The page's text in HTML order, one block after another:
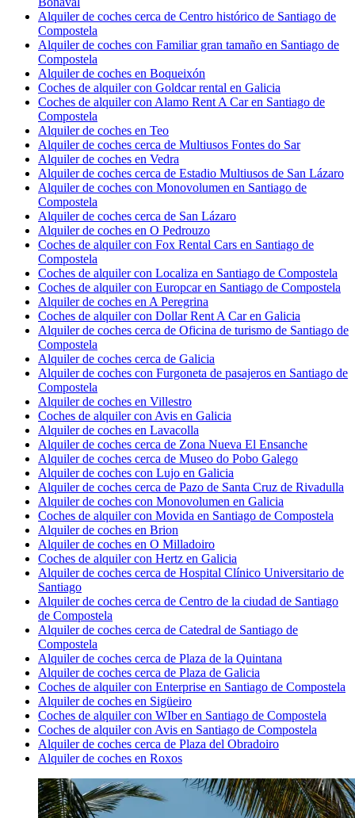
Alquiler de coches cerca de Centro histórico de Santiago de
Compostela
Alquiler de coches con Familiar gran tamaño en Santiago de
Compostela
Alquiler de coches en Boqueixón
Coches de alquiler con Goldcar rental en Galicia
Coches de alquiler con Alamo Rent A Car en Santiago de
Compostela
Alquiler de coches en Teo
Alquiler de coches cerca de Multiusos Fontes do Sar
Alquiler de coches en Vedra
Alquiler de coches cerca de Estadio Multiusos de San Lázaro
Alquiler de coches con Monovolumen en Santiago de
Compostela
Alquiler de coches cerca de San Lázaro
Alquiler de coches en O Pedrouzo
Coches de alquiler con Fox Rental Cars en Santiago de
Compostela
Coches de alquiler con Localiza en Santiago de Compostela
Coches de alquiler con Europcar en Santiago de Compostela
Alquiler de coches en A Peregrina
Coches de alquiler con Dollar Rent A Car en Galicia
Alquiler de coches cerca de Oficina de turismo de Santiago de
Compostela
Alquiler de coches cerca de Galicia
Alquiler de coches con Furgoneta de pasajeros en Santiago de
Compostela
Alquiler de coches en Villestro
Coches de alquiler con Avis en Galicia
Alquiler de coches en Lavacolla
Alquiler de coches cerca de Zona Nueva El Ensanche
Alquiler de coches cerca de Museo do Pobo Galego
Alquiler de coches con Lujo en Galicia
Alquiler de coches cerca de Pazo de Santa Cruz de Rivadulla
Alquiler de coches con Monovolumen en Galicia
Coches de alquiler con Movida en Santiago de Compostela
Alquiler de coches en Brion
Alquiler de coches en O Milladoiro
Coches de alquiler con Hertz en Galicia
Alquiler de coches cerca de Hospital Clínico Universitario de
Santiago
Alquiler de coches cerca de Centro de la ciudad de Santiago
de Compostela
Alquiler de coches cerca de Catedral de Santiago de
Compostela
Alquiler de coches cerca de Plaza de la Quintana
Alquiler de coches cerca de Plaza de Galicia
Coches de alquiler con Enterprise en Santiago de Compostela
Alquiler de coches en Sigüeiro
Coches de alquiler con WIber en Santiago de Compostela
Coches de alquiler con Avis en Santiago de Compostela
Alquiler de coches cerca de Plaza del Obradoiro
Alquiler de coches en Roxos